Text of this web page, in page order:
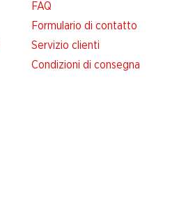
FAQ
Formulario di contatto
Servizio clienti
Condizioni di consegna